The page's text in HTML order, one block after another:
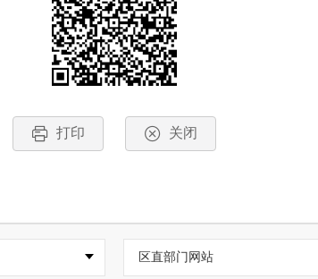
打印 关闭
区直部门网站